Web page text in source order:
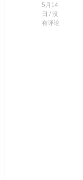
5月14
日 没
有评论